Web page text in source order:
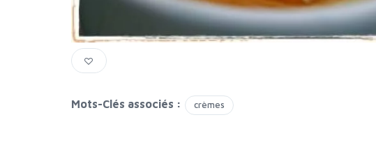
Mots-Clés associés : crèmes